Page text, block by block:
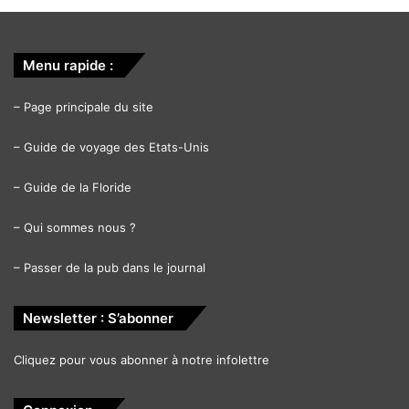
Menu rapide :
– Page principale du site
– Guide de voyage des Etats-Unis
– Guide de la Floride
– Qui sommes nous ?
– Passer de la pub dans le journal
Newsletter : S’abonner
Cliquez pour vous abonner à notre infolettre